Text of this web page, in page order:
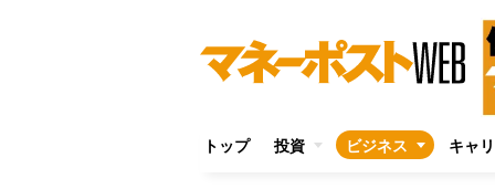
トップ 投資 ビジネス キャ